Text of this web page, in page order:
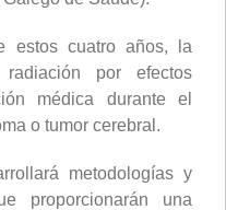
estos cuatro años, la
por efectos
médica durante el
o tumor cerebral.
metodologías y
proporcionarán una